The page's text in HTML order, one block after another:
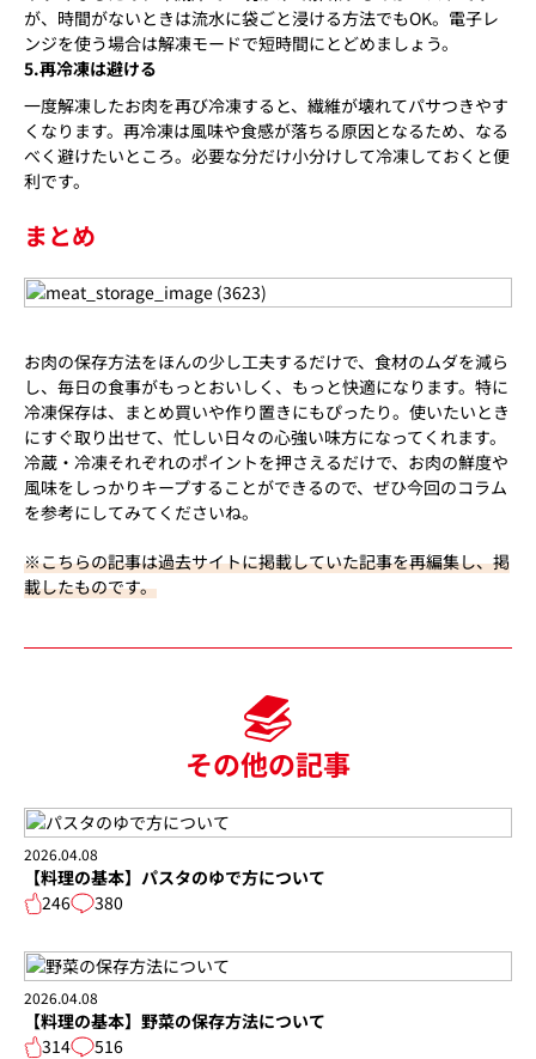
が、時間がないときは流水に袋ごと浸ける方法でもOK。電子レ
ンジを使う場合は解凍モードで短時間にとどめましょう。
5.再冷凍は避ける
一度解凍したお肉を再び冷凍すると、繊維が壊れてパサつきやす
くなります。再冷凍は風味や食感が落ちる原因となるため、なる
べく避けたいところ。必要な分だけ小分けして冷凍しておくと便
利です。
まとめ
お肉の保存方法をほんの少し工夫するだけで、食材のムダを減ら
し、毎日の食事がもっとおいしく、もっと快適になります。特に
冷凍保存は、まとめ買いや作り置きにもぴったり。使いたいとき
にすぐ取り出せて、忙しい日々の心強い味方になってくれます。
冷蔵・冷凍それぞれのポイントを押さえるだけで、お肉の鮮度や
風味をしっかりキープすることができるので、ぜひ今回のコラム
を参考にしてみてくださいね。
※こちらの記事は過去サイトに掲載していた記事を再編集し、掲
載したものです。
その他の記事
2026.04.08
【料理の基本】パスタのゆで方について
246
380
2026.04.08
【料理の基本】野菜の保存方法について
314
516